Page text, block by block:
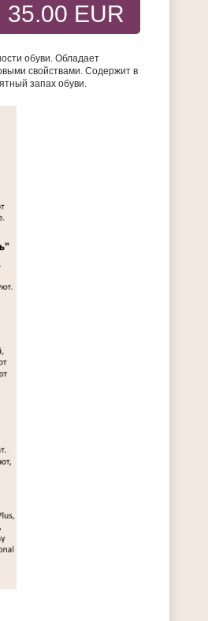
35.00 EUR
обуви. Обладает
свойствами. Содержит в
запах обуви.